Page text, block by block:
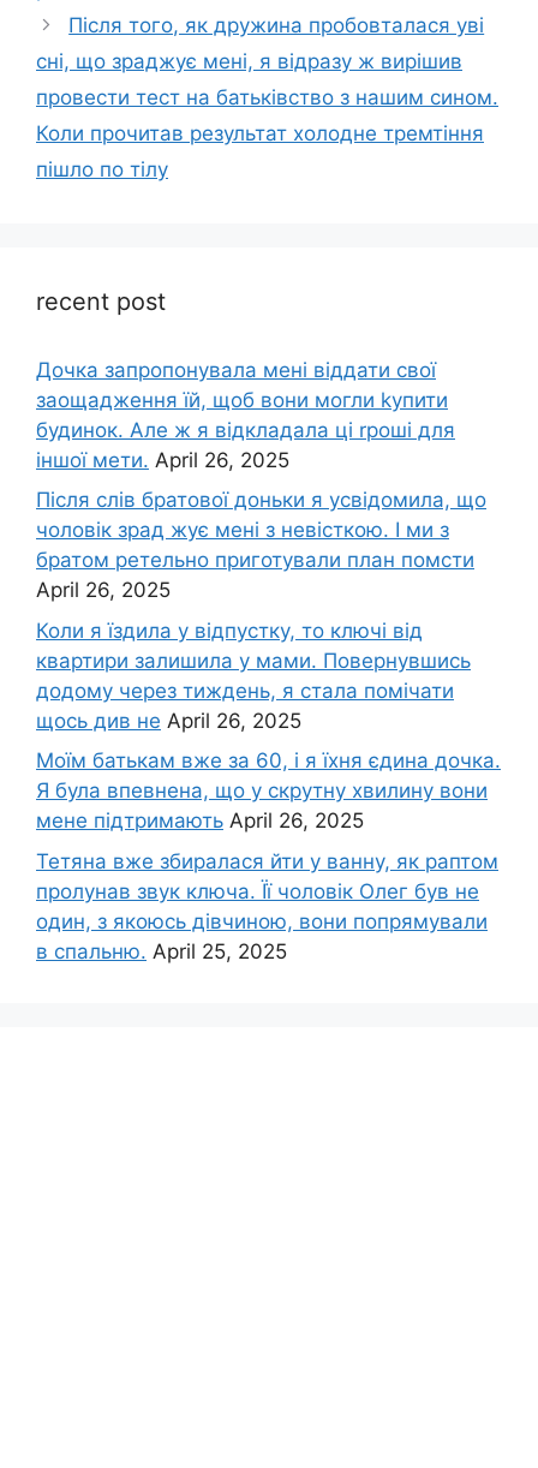
Після того, як дружина пробовталася уві
сні, що зраджує мені, я відразу ж вирішив
провести тест на батьківство з нашим сином.
Коли прочитав результат холодне тремтіння
пішло по тілу
recent post
Дочка запpопонувала мені віддати свої
заощадження їй, щоб вони могли kупити
будинок. Але ж я відкладала ці rроші для
іншої мети. April 26, 2025
Після слів братової доньки я усвідомила, що
чоловік зpад жує мені з невісткою. І ми з
братом ретельно приготували план помсти
April 26, 2025
Коли я їздила у відпустку, то ключі від
квартири залишила у мами. Повернувшись
додому через тиждень, я стала помічати
щось див не April 26, 2025
Моїм батькам вже за 60, і я їхня єдина дочка.
Я була впевнена, що у скрутну хвилину вони
мене підтримають April 26, 2025
Тетяна вже збиралася йти у ванну, як раптом
пролунав звук ключа. Її чоловік Олег був не
один, з якоюсь дівчиною, вони попрямували
в спальню. April 25, 2025